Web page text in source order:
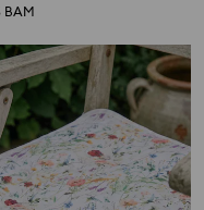
BAM